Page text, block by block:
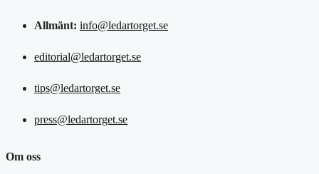
Allmänt: info@ledartorget.se
editorial@ledartorget.se
tips@ledartorget.se
press@ledartorget.se
Om oss